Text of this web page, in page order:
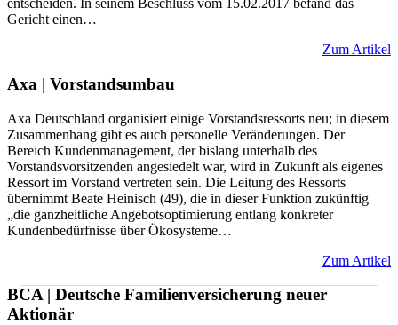
entscheiden. In seinem Beschluss vom 15.02.2017 befand das
Gericht einen…
Zum Artikel
Axa | Vorstandsumbau
Axa Deutschland organisiert einige Vorstandsressorts neu; in diesem
Zusammenhang gibt es auch personelle Veränderungen. Der
Bereich Kundenmanagement, der bislang unterhalb des
Vorstandsvorsitzenden angesiedelt war, wird in Zukunft als eigenes
Ressort im Vorstand vertreten sein. Die Leitung des Ressorts
übernimmt Beate Heinisch (49), die in dieser Funktion zukünftig
„die ganzheitliche Angebotsoptimierung entlang konkreter
Kundenbedürfnisse über Ökosysteme…
Zum Artikel
BCA | Deutsche Familienversicherung neuer
Aktionär